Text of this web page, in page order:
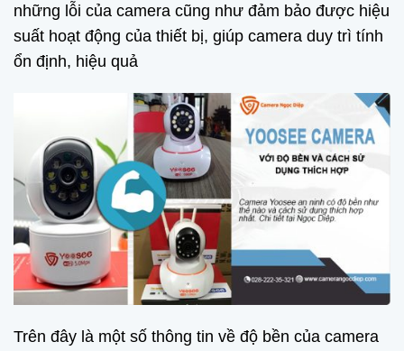
những lỗi của camera cũng như đảm bảo được hiệu
suất hoạt động của thiết bị, giúp camera duy trì tính
ổn định, hiệu quả
Trên đây là một số thông tin về độ bền của camera